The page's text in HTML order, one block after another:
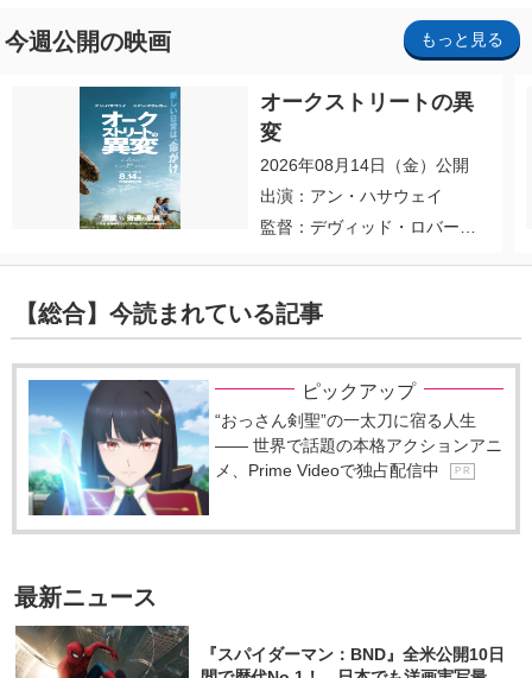
今週公開の映画 もっと見る
オークストリートの異
変
2026年08月14日（金）公開
出演：アン・ハサウェイ
監督：デヴィッド・ロバー
【総合】今読まれている記事
ピックアップ
“おっさん剣聖”の一太刀に宿る人生
―― 世界で話題の本格アクションアニ
メ、Prime Videoで独占配信中
P R
最新ニュース
『スパイダーマン：BND』全米公開10日